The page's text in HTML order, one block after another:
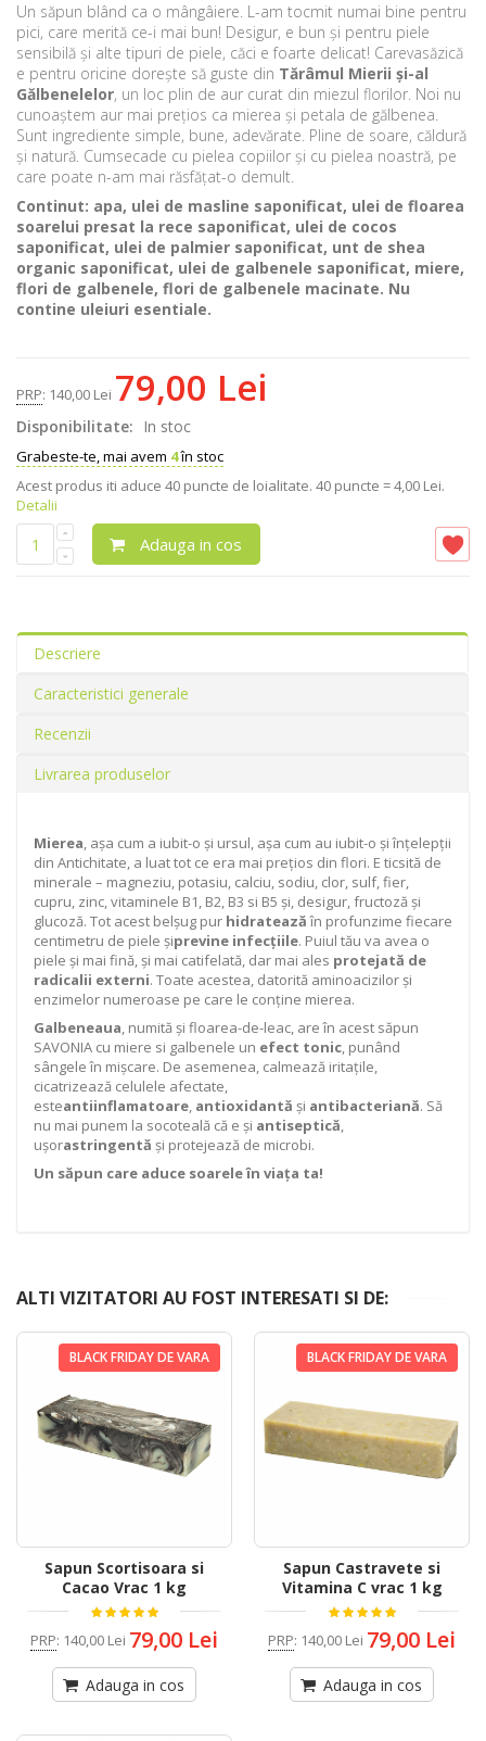
Un săpun blând ca o mângâiere. L-am tocmit numai bine pentru
pici, care merită ce-i mai bun! Desigur, e bun și pentru piele
sensibilă și alte tipuri de piele, căci e foarte delicat! Carevasăzică
e pentru oricine dorește să guste din Tărâmul Mierii și-al
Gălbenelelor, un loc plin de aur curat din miezul florilor. Noi nu
cunoaștem aur mai prețios ca mierea și petala de gălbenea.
Sunt ingrediente simple, bune, adevărate. Pline de soare, căldură
și natură. Cumsecade cu pielea copiilor și cu pielea noastră, pe
care poate n-am mai răsfățat-o demult.
Continut: apa, ulei de masline saponificat, ulei de floarea
soarelui presat la rece saponificat, ulei de cocos
saponificat, ulei de palmier saponificat, unt de shea
organic saponificat, ulei de galbenele saponificat, miere,
flori de galbenele, flori de galbenele macinate. Nu
contine uleiuri esentiale.
PRP: 140,00 Lei 79,00 Lei
Disponibilitate: In stoc
Grabeste-te, mai avem 4în stoc
Acest produs iti aduce 40 puncte de loialitate. 40 puncte = 4,00 Lei.
Detalii
Adauga in cos
Descriere
Caracteristici generale
Recenzii
Livrarea produselor
Mierea, așa cum a iubit-o și ursul, așa cum au iubit-o și înțelepții
din Antichitate, a luat tot ce era mai prețios din flori. E ticsită de
minerale – magneziu, potasiu, calciu, sodiu, clor, sulf, fier,
cupru, zinc, vitaminele B1, B2, B3 si B5 și, desigur, fructoză și
glucoză. Tot acest belșug pur hidrateazăîn profunzime fiecare
centimetru de piele șiprevine infecțiile. Puiul tău va avea o
piele și mai fină, și mai catifelată, dar mai ales protejată de
radicalii externi. Toate acestea, datorită aminoacizilor și
enzimelor numeroase pe care le conține mierea.
Galbeneaua, numită și floarea-de-leac, are în acest săpun
SAVONIA cu miere si galbenele un efect tonic, punând
sângele în mișcare. De asemenea, calmează iritațile,
cicatrizează celulele afectate,
esteantiinflamatoare, antioxidantă și antibacteriană. Să
nu mai punem la socoteală că e și antiseptică,
ușorastringentă și protejează de microbi.
Un săpun care aduce soarele în viața ta!
ALTI VIZITATORI AU FOST INTERESATI SI DE:
BLACK FRIDAY DE VARA
Sapun Scortisoara si
Cacao Vrac 1 kg
PRP: 140,00 Lei 79,00 Lei
Adauga in cos
BLACK FRIDAY DE VARA
Sapun Castravete si
Vitamina C vrac 1 kg
PRP: 140,00 Lei 79,00 Lei
Adauga in cos